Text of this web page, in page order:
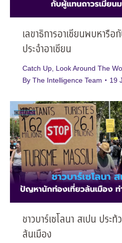
เลขาธิการอาเซียนพบหารื
ประจำอาเซียน
Catch Up Look Around The
By The Intelligence Team 19
ชาวบาร์เซโลนา สเปน ปร
ล้นเมือง